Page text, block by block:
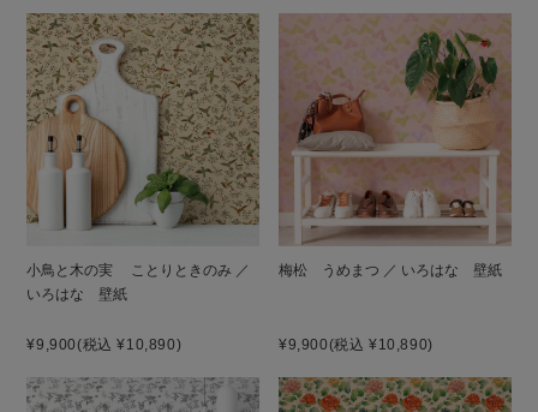
小鳥と木の実 ことりときのみ ／
いろはな 壁紙
¥9,900(税込 ¥10,890)
梅松 うめまつ ／ いろはな 壁紙
¥9,900(税込 ¥10,890)